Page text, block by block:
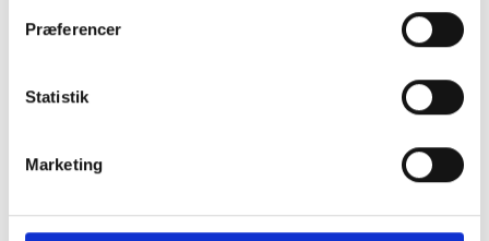
Præferencer
Statistik
Marketing
Montering (OBS.
Pro/14/16e/17e
149 kr.